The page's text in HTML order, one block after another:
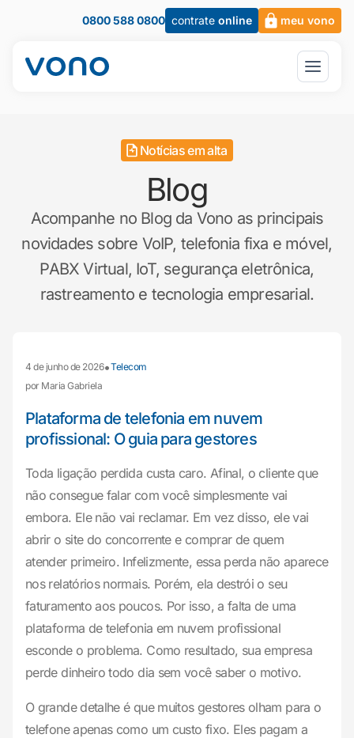
0800 588 0800 contrate online meu vono
Notícias em alta
Blog
Acompanhe no Blog da Vono as principais
novidades sobre VoIP, telefonia fixa e móvel,
PABX Virtual, IoT, segurança eletrônica,
rastreamento e tecnologia empresarial.
4 de junho de 2026•Telecom
por Maria Gabriela
Plataforma de telefonia em nuvem
profissional: O guia para gestores
Toda ligação perdida custa caro. Afinal, o cliente que
não consegue falar com você simplesmente vai
embora. Ele não vai reclamar. Em vez disso, ele vai
abrir o site do concorrente e comprar de quem
atender primeiro. Infelizmente, essa perda não aparece
nos relatórios normais. Porém, ela destrói o seu
faturamento aos poucos. Por isso, a falta de uma
plataforma de telefonia em nuvem profissional
esconde o problema. Como resultado, sua empresa
perde dinheiro todo dia sem você saber o motivo.
O grande detalhe é que muitos gestores olham para o
telefone apenas como um custo fixo. Eles pagam a